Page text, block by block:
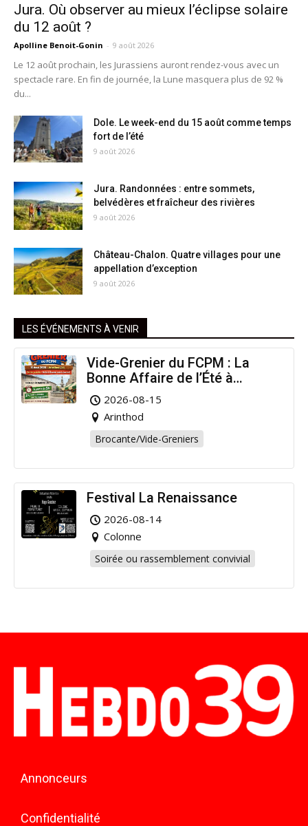
Jura. Où observer au mieux l’éclipse solaire
du 12 août ?
Apolline Benoit-Gonin - 9 août 2026
Le 12 août prochain, les Jurassiens auront rendez-vous avec un
spectacle rare. En fin de journée, la Lune masquera plus de 92 %
du...
Dole. Le week-end du 15 août comme temps
fort de l’été
9 août 2026
Jura. Randonnées : entre sommets,
belvédères et fraîcheur des rivières
9 août 2026
Château-Chalon. Quatre villages pour une
appellation d’exception
9 août 2026
LES ÉVÉNEMENTS À VENIR
Vide-Grenier du FCPM : La
Bonne Affaire de l’Été à
Arinthod !
2026-08-15
Arinthod
Brocante/Vide-Greniers
Festival La Renaissance
2026-08-14
Colonne
Soirée ou rassemblement convivial